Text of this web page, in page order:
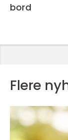
bord
Flere